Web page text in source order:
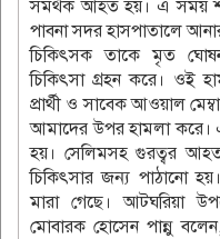
সমর্থক আহত হয়। এ সময়
পাবনা সদর হাসপাতালে
চিকিৎসক তাকে মৃত
চিকিৎসা গ্রহন করে। ওই
প্রার্থী ও সাবেক আওয়াল
আমাদের উপর হামলা
হয়। সেলিমসহ গুরত্বর
চিকিৎসার জন্য পাঠানো
মারা গেছে। আটঘরিয়া
মোবারক হোসেন পান্নু